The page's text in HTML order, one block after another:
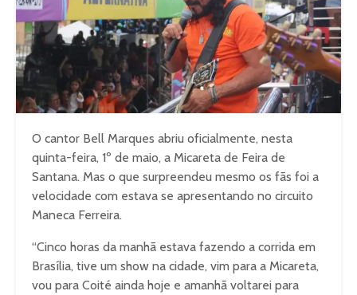
O cantor Bell Marques abriu oficialmente, nesta
quinta-feira, 1º de maio, a Micareta de Feira de
Santana. Mas o que surpreendeu mesmo os fãs foi a
velocidade com estava se apresentando no circuito
Maneca Ferreira.
“Cinco horas da manhã estava fazendo a corrida em
Brasília, tive um show na cidade, vim para a Micareta,
vou para Coité ainda hoje e amanhã voltarei para